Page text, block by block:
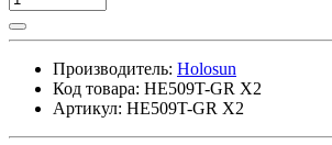
Производитель: Holosun
Код товара: HE509T-GR X2
Артикул: HE509T-GR X2